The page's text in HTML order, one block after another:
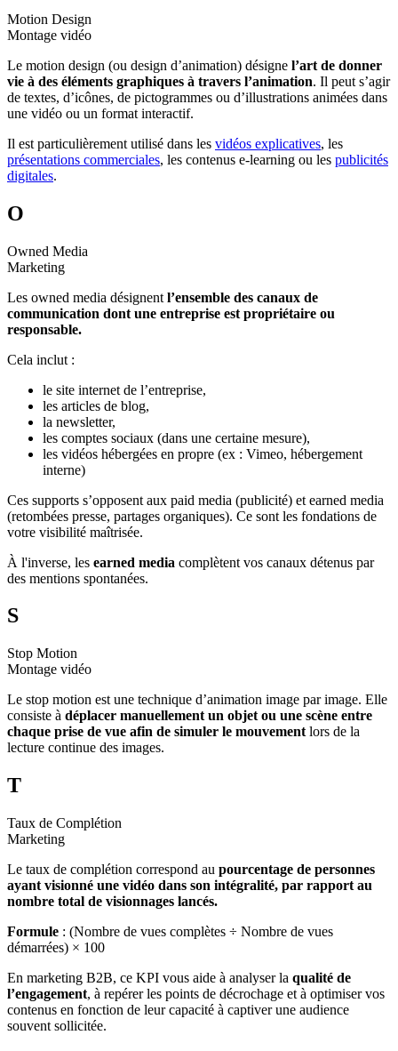
Motion Design
Montage vidéo
Le motion design (ou design d’animation) désigne l’art de donner
vie à des éléments graphiques à travers l’animation. Il peut s’agir
de textes, d’icônes, de pictogrammes ou d’illustrations animées dans
une vidéo ou un format interactif.
Il est particulièrement utilisé dans les vidéos explicatives, les
présentations commerciales, les contenus e-learning ou les publicités
digitales.
O
Owned Media
Marketing
Les owned media désignent l’ensemble des canaux de
communication dont une entreprise est propriétaire ou
responsable.
Cela inclut :
le site internet de l’entreprise,
les articles de blog,
la newsletter,
les comptes sociaux (dans une certaine mesure),
les vidéos hébergées en propre (ex : Vimeo, hébergement
interne)
Ces supports s’opposent aux paid media (publicité) et earned media
(retombées presse, partages organiques). Ce sont les fondations de
votre visibilité maîtrisée.
À l'inverse, les earned media complètent vos canaux détenus par
des mentions spontanées.
S
Stop Motion
Montage vidéo
Le stop motion est une technique d’animation image par image. Elle
consiste à déplacer manuellement un objet ou une scène entre
chaque prise de vue afin de simuler le mouvement lors de la
lecture continue des images.
T
Taux de Complétion
Marketing
Le taux de complétion correspond au pourcentage de personnes
ayant visionné une vidéo dans son intégralité, par rapport au
nombre total de visionnages lancés.
Formule : (Nombre de vues complètes ÷ Nombre de vues
démarrées) × 100
En marketing B2B, ce KPI vous aide à analyser la qualité de
l’engagement, à repérer les points de décrochage et à optimiser vos
contenus en fonction de leur capacité à captiver une audience
souvent sollicitée.